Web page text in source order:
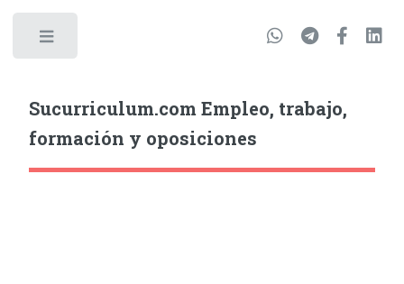
Sucurriculum.com Empleo, trabajo,
formación y oposiciones